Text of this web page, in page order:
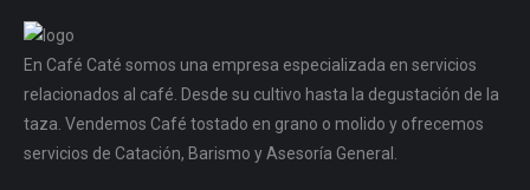
En Café Caté somos una empresa especializada en servicios
relacionados al café. Desde su cultivo hasta la degustación de la
taza. Vendemos Café tostado en grano o molido y ofrecemos
servicios de Catación, Barismo y Asesoría General.